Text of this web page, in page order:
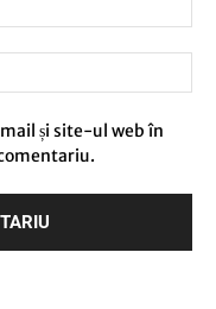
și site-ul web în